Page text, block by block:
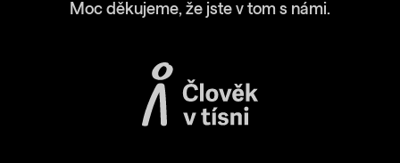
Moc děkujeme, že jste v tom s námi.